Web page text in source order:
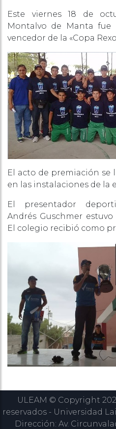
Este viernes 18 de
Montalvo de Manta fue
vencedor de la «Copa
El acto de premiación se
en las instalaciones de la
El presentador
Andrés Guschmer
El colegio recibió como
ULEAM © Copyright
reservados - Universidad
Dirección: Av.